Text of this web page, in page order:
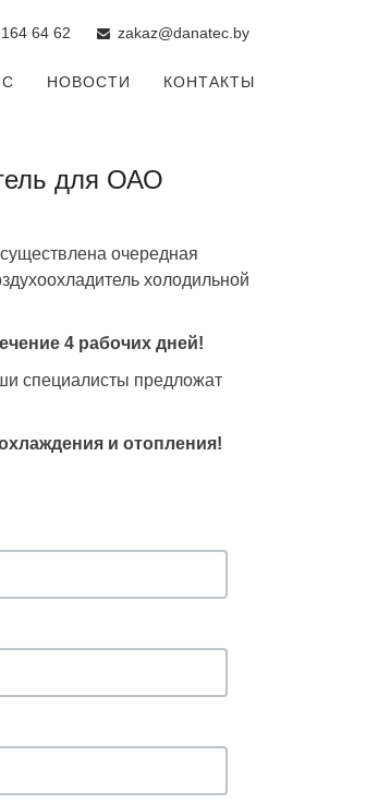
64 62 zakaz@danatec.by
НОВОСТИ КОНТАКТЫ
для ОАО
очередная
холодильной
4 рабочих дней!
специалисты предложат
и отопления!